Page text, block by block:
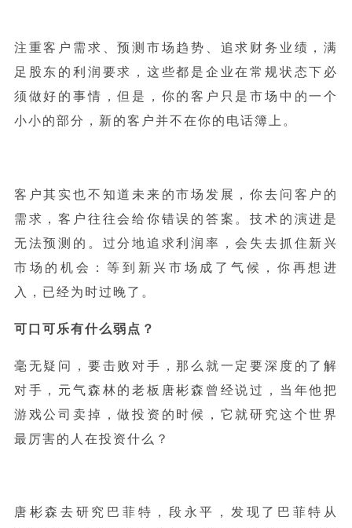
注重客户需求、预测市场趋势、追求财务业绩，满
足股东的利润要求，这些都是企业在常规状态下必
须做好的事情，但是，你的客户只是市场中的一个
小小的部分，新的客户并不在你的电话簿上。
客户其实也不知道未来的市场发展，你去问客户的
需求，客户往往会给你错误的答案。技术的演进是
无法预测的。过分地追求利润率，会失去抓住新兴
市场的机会：等到新兴市场成了气候，你再想进
入，已经为时过晚了。
可口可乐有什么弱点？
毫无疑问，要击败对手，那么就一定要深度的了解
对手，元气森林的老板唐彬森曾经说过，当年他把
游戏公司卖掉，做投资的时候，它就研究这个世界
最厉害的人在投资什么？
唐彬森去研究巴菲特，段永平，发现了巴菲特从